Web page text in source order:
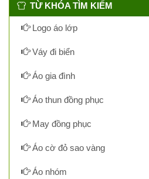
TỪ KHÓA TÌM KIẾM
Logo áo lớp
Váy đi biển
Áo gia đình
Áo thun đồng phục
May đồng phục
Áo cờ đỏ sao vàng
Áo nhóm